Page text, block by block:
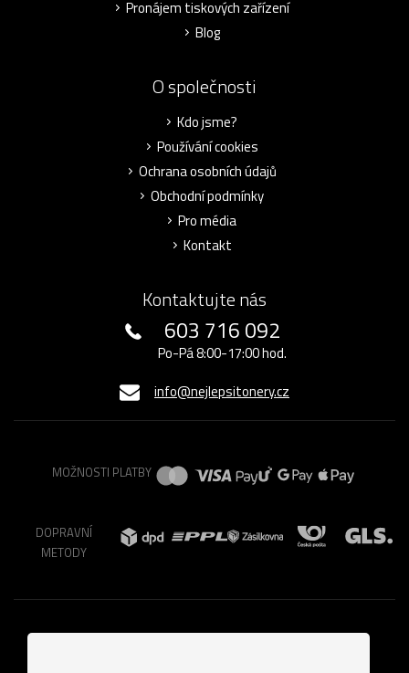
Pronájem tiskových zařízení
Blog
O společnosti
Kdo jsme?
Používání cookies
Ochrana osobních údajů
Obchodní podmínky
Pro média
Kontakt
Kontaktujte nás
603 716 092
Po-Pá 8:00-17:00 hod.
info@nejlepsitonery.cz
MOŽNOSTI PLATBY
DOPRAVNÍ
METODY